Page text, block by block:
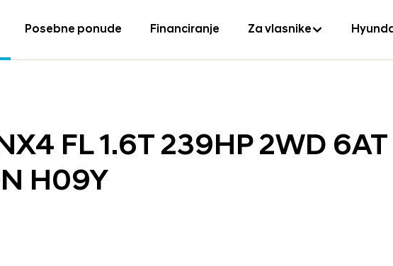
Posebne ponude Financiranje Za vlasnike
FL 1.6T 239HP 2WD 6AT
H09Y